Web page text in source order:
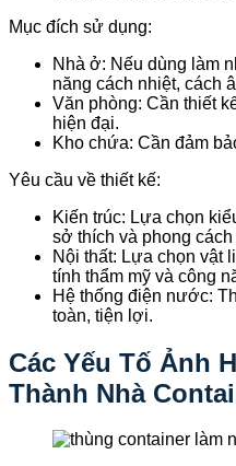
Mục đích sử dụng:
Nhà ở: Nếu dùng làm
năng cách nhiệt, cách
Văn phòng: Cần thiết
hiện đại.
Kho chứa: Cần đảm
Yêu cầu về thiết kế:
Kiến trúc: Lựa chọn
sở thích và phong
Nội thất: Lựa chọn vật
tính thẩm mỹ và công
Hệ thống điện nước:
toàn, tiện lợi.
Các Yếu Tố Ảnh
Thành Nhà